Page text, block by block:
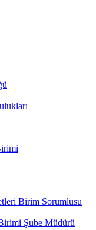
Birim Sorumlusu
Şube Müdürü